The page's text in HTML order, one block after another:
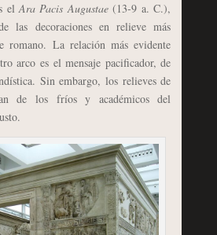
elAra Pacis Augustae(13-9 a. C.),
las decoraciones en relieve más
romano. La relación más evidente
arco es el mensaje pacificador, de
Sin embargo, los relieves de
de los fríos y académicos del